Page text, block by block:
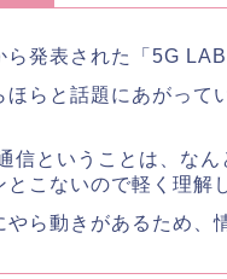
ら発表された「5G
ほらと話題にあがって
信ということは、な
とこないので軽く理解
ら動きがあるため、